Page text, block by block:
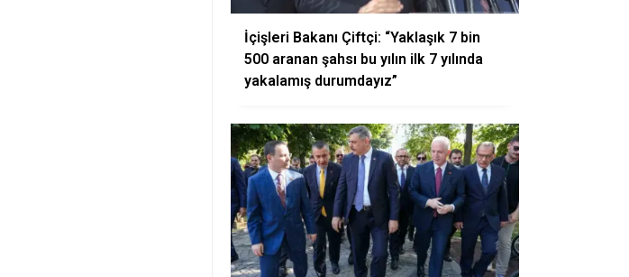
İçişleri Bakanı Çiftçi: “Yaklaşık 7 bin
500 aranan şahsı bu yılın ilk 7 yılında
yakalamış durumdayız”